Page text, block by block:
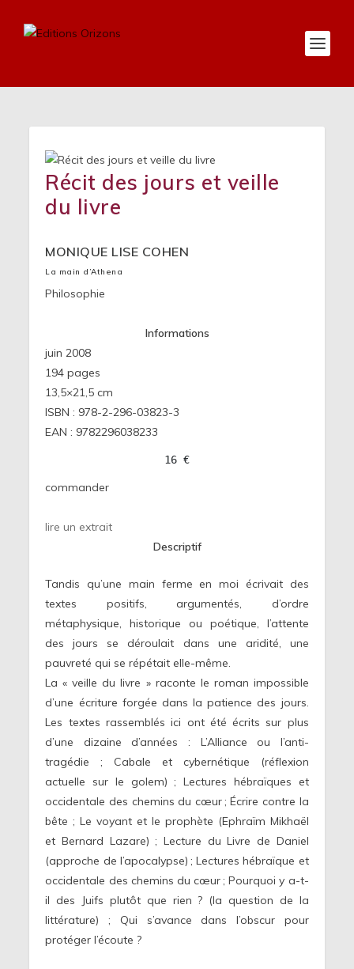
Récit des jours et veille
du livre
MONIQUE LISE COHEN
La main d’Athena
Philosophie
Informations
juin 2008
194 pages
13,5×21,5 cm
ISBN : 978-2-296-03823-3
EAN : 9782296038233
16 €
commander
lire un extrait
Descriptif
Tandis qu’une main ferme en moi écrivait des
textes positifs, argumentés, d’ordre
métaphysique, historique ou poétique, l’attente
des jours se déroulait dans une aridité, une
pauvreté qui se répétait elle-même.
La « veille du livre » raconte le roman impossible
d’une écriture forgée dans la patience des jours.
Les textes rassemblés ici ont été écrits sur plus
d’une dizaine d’années : L’Alliance ou l’anti-
tragédie ; Cabale et cybernétique (réflexion
actuelle sur le golem) ; Lectures hébraïques et
occidentale des chemins du cœur ; Écrire contre la
bête ; Le voyant et le prophète (Ephraïm Mikhaël
et Bernard Lazare) ; Lecture du Livre de Daniel
(approche de l’apocalypse) ; Lectures hébraïque et
occidentale des chemins du cœur ; Pourquoi y a-t-
il des Juifs plutôt que rien ? (la question de la
littérature) ; Qui s’avance dans l’obscur pour
protéger l’écoute ?